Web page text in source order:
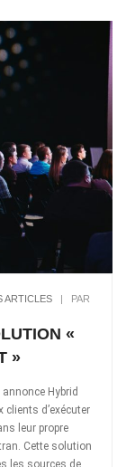
ARTICLES|
PAR
«
»
Hybrid
d’exécuter
leur propre
Cette solution
les sources de